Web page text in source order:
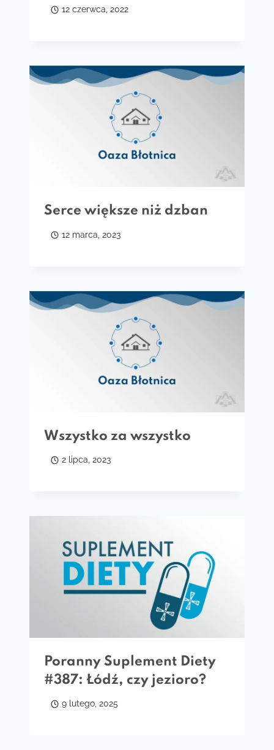
12 czerwca, 2022
Serce większe niż dzban
12 marca, 2023
Wszystko za wszystko
2 lipca, 2023
Poranny Suplement Diety
#387: Łódź, czy jezioro?
9 lutego, 2025